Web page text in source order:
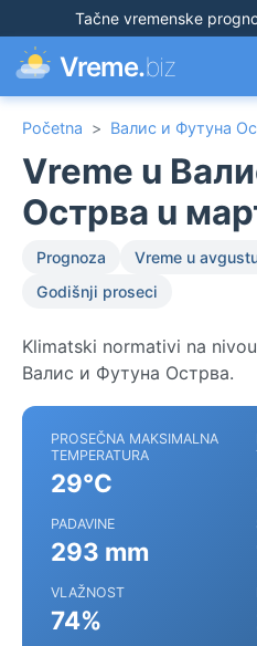
Tačne vremenske
Vreme.biz
Početna > Валис и Футуна
Vreme u
Острва u
Prognoza Vreme u
Godišnji proseci
Klimatski normativi na
Валис и Футуна Острва.
PROSEČNA MAKSIMALNA
TEMPERATURA
29°C
PADAVINE
293 mm
VLAŽNOST
74%